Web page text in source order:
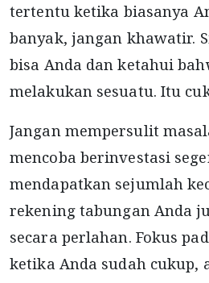
tertentu ketika biasanya
banyak, jangan khawatir.
bisa Anda dan ketahui
melakukan sesuatu. Itu
Jangan mempersulit
mencoba berinvestasi
mendapatkan sejumlah
rekening tabungan Anda
secara perlahan. Fokus
ketika Anda sudah cukup,